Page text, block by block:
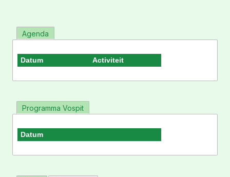
Agenda
Datum Activiteit
Programma Vospit
Datum